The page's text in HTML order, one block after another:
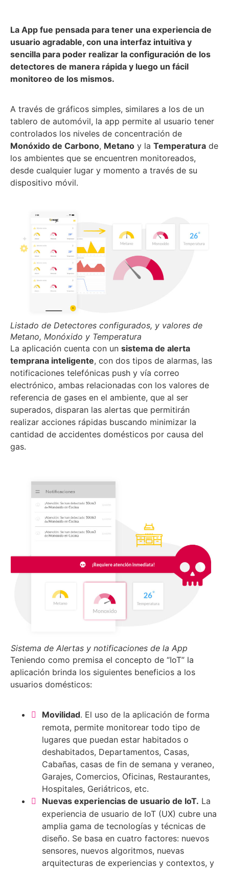
La App fue pensada para tener una experiencia de
usuario agradable, con una interfaz intuitiva y
sencilla para poder realizar la configuración de los
detectores de manera rápida y luego un fácil
monitoreo de los mismos.
A través de gráficos simples, similares a los de un
tablero de automóvil, la app permite al usuario tener
controlados los niveles de concentración de
Monóxido de Carbono, Metano y la Temperatura de
los ambientes que se encuentren monitoreados,
desde cualquier lugar y momento a través de su
dispositivo móvil.
Listado de Detectores configurados, y valores de
Metano, Monóxido y Temperatura
La aplicación cuenta con un sistema de alerta
temprana inteligente, con dos tipos de alarmas, las
notificaciones telefónicas push y vía correo
electrónico, ambas relacionadas con los valores de
referencia de gases en el ambiente, que al ser
superados, disparan las alertas que permitirán
realizar acciones rápidas buscando minimizar la
cantidad de accidentes domésticos por causa del
gas.
Sistema de Alertas y notificaciones de la App
Teniendo como premisa el concepto de “IoT” la
aplicación brinda los siguientes beneficios a los
usuarios domésticos:
Movilidad. El uso de la aplicación de forma
remota, permite monitorear todo tipo de
lugares que puedan estar habitados o
deshabitados, Departamentos, Casas,
Cabañas, casas de fin de semana y veraneo,
Garajes, Comercios, Oficinas, Restaurantes,
Hospitales, Geriátricos, etc.
Nuevas experiencias de usuario de IoT. La
experiencia de usuario de IoT (UX) cubre una
amplia gama de tecnologías y técnicas de
diseño. Se basa en cuatro factores: nuevos
sensores, nuevos algoritmos, nuevas
arquitecturas de experiencias y contextos, y